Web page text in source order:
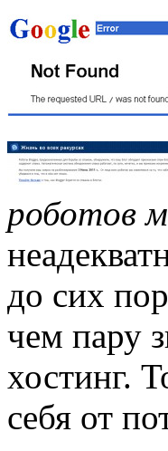
роботов
до сих
чем пару
хостинг.
себя от